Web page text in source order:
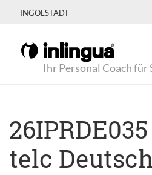
INGOLSTADT
Ihr Personal Coach für
telc